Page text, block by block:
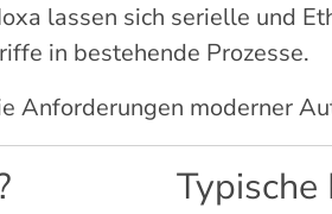
lassen sich serielle und
in bestehende Prozesse.
Anforderungen moderner
Typische